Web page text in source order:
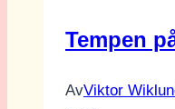
Tempen
AvViktor